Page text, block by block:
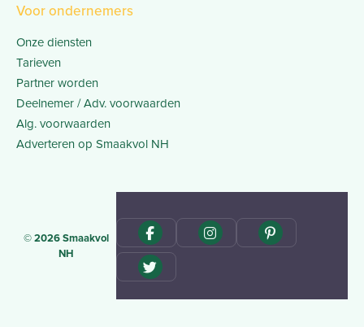
Voor ondernemers
Onze diensten
Tarieven
Partner worden
Deelnemer / Adv. voorwaarden
Alg. voorwaarden
Adverteren op Smaakvol NH
© 2026 Smaakvol
NH